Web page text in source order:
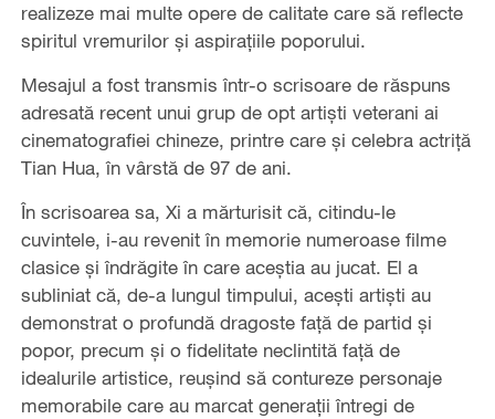
realizeze mai multe opere de calitate care să reflecte
spiritul vremurilor și aspirațiile poporului.
Mesajul a fost transmis într-o scrisoare de răspuns
adresată recent unui grup de opt artiști veterani ai
cinematografiei chineze, printre care și celebra actriță
Tian Hua, în vârstă de 97 de ani.
În scrisoarea sa, Xi a mărturisit că, citindu-le
cuvintele, i-au revenit în memorie numeroase filme
clasice și îndrăgite în care aceștia au jucat. El a
subliniat că, de-a lungul timpului, acești artiști au
demonstrat o profundă dragoste față de partid și
popor, precum și o fidelitate neclintită față de
idealurile artistice, reușind să contureze personaje
memorabile care au marcat generații întregi de